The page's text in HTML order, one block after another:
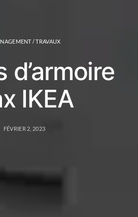
/ TRAVAUX
d’armoire
IKEA
FÉVRIER 2, 2023